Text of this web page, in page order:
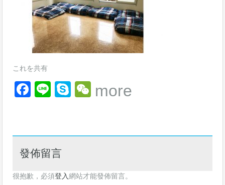
これを共有
Facebook
LineSkypeWeChat
more
發佈留言
很抱歉，必須登入網站才能發佈留言。